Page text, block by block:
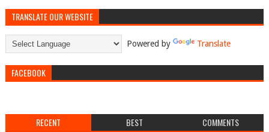
TRANSLATE OUR WEBSITE
Powered by Translate
FACEBOOK
RECENT BEST COMMENTS